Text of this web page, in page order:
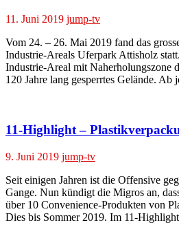
11. Juni 2019 jump-tv
Vom 24. – 26. Mai 2019 fand das
Industrie-Areals Uferpark Attisholz
Industrie-Areal mit Naherholungszone
120 Jahre lang gesperrtes Gelände. Ab
11-Highlight –
9. Juni 2019 jump-tv
Seit einigen Jahren ist die Offensive
Gange. Nun kündigt die Migros an,
über 10 Convenience-Produkten von
Dies bis Sommer 2019. Im 11-Highlight